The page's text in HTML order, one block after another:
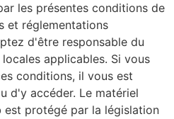
les présentes conditions de
et réglementations
d'être responsable du
applicables. Si vous
conditions, il vous est
d'y accéder. Le matériel
est protégé par la législation